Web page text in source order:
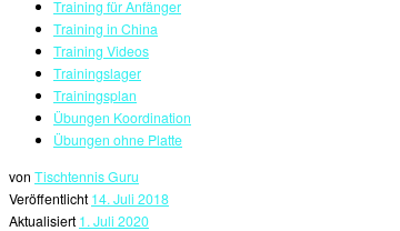
Training für Anfänger
Training in China
Training Videos
Trainingslager
Trainingsplan
Übungen Koordination
Übungen ohne Platte
von Tischtennis Guru
Veröffentlicht 14. Juli 2018
Aktualisiert 1. Juli 2020